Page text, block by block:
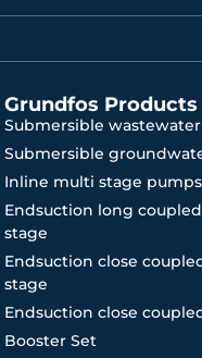
Grundfos Products
Submersible
Submersible
Inline multi stage pumps
Endsuction long
stage
Endsuction close
stage
Endsuction close
Booster Set